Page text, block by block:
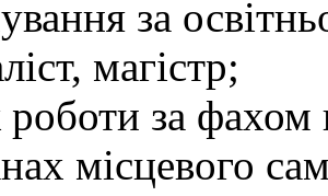
за
магістр;
за фахом
місцевого